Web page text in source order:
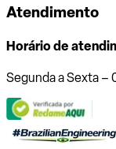
Atendimento
Horário de
Segunda a Sexta –